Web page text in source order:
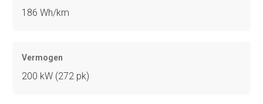
186 Wh/km
Vermogen
200 kW (272 pk)